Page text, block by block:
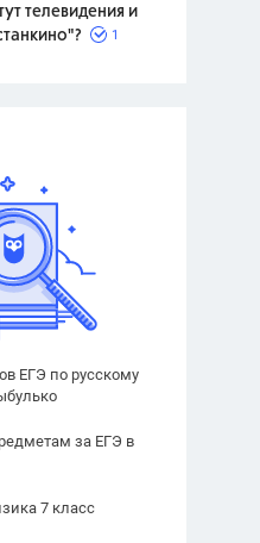
телевидения и
1
ЕГЭ по русскому
за ЕГЭ в
7 класс